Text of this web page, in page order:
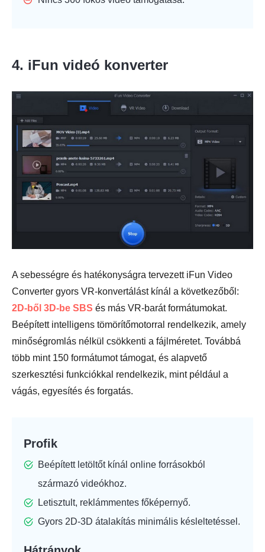
4. iFun videó konverter
A sebességre és hatékonyságra tervezett iFun Video
Converter gyors VR-konvertálást kínál a következőből:
2D-ből 3D-be SBS és más VR-barát formátumokat.
Beépített intelligens tömörítőmotorral rendelkezik, amely
minőségromlás nélkül csökkenti a fájlméretet. Továbbá
több mint 150 formátumot támogat, és alapvető
szerkesztési funkciókkal rendelkezik, mint például a
vágás, egyesítés és forgatás.
Profik
Beépített letöltőt kínál online forrásokból
származó videókhoz.
Letisztult, reklámmentes főképernyő.
Gyors 2D-3D átalakítás minimális késleltetéssel.